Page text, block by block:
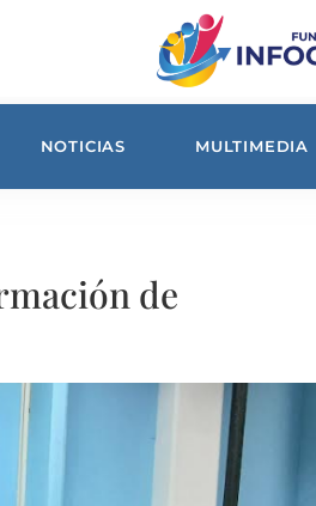
NOTICIAS MULTIMEDIA
de